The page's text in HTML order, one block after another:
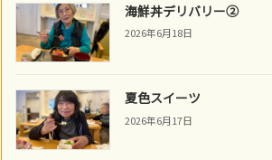
海鮮丼デリバリー②
2026年6月18日
夏色スイーツ
2026年6月17日